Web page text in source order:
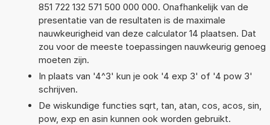
851 722 132 571 500 000 000. Onafhankelijk van de
presentatie van de resultaten is de maximale
nauwkeurigheid van deze calculator 14 plaatsen. Dat
zou voor de meeste toepassingen nauwkeurig genoeg
moeten zijn.
In plaats van '4^3' kun je ook '4 exp 3' of '4 pow 3'
schrijven.
De wiskundige functies sqrt, tan, atan, cos, acos, sin,
pow, exp en asin kunnen ook worden gebruikt.